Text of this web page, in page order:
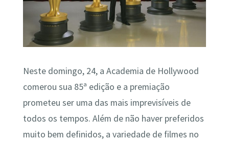
Neste domingo, 24, a Academia de Hollywood
comerou sua 85ª edição e a premiação
prometeu ser uma das mais imprevisíveis de
todos os tempos. Além de não haver preferidos
muito bem definidos, a variedade de filmes no